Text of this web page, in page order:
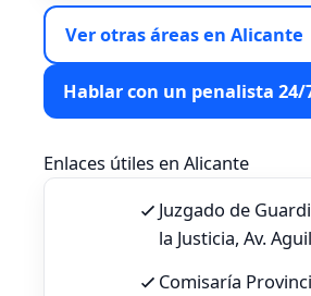
Ver otras áreas en Alicante
Hablar con un penalista 24/
Enlaces útiles en Alicante
Juzgado de
la Justicia, Av.
Comisaría